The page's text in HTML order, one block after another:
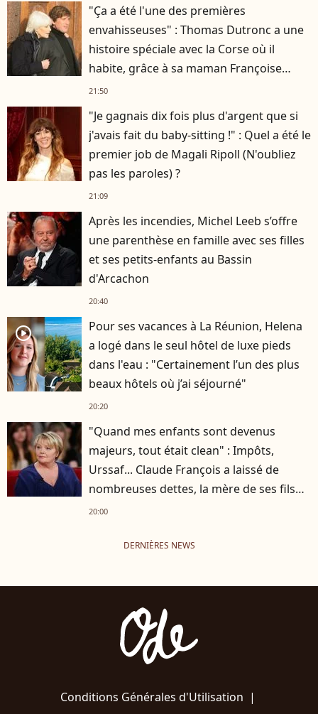
"Ça a été l'une des premières
envahisseuses" : Thomas Dutronc a une
histoire spéciale avec la Corse où il
habite, grâce à sa maman Françoise
Hardy
21:50
"Je gagnais dix fois plus d'argent que si
j'avais fait du baby-sitting !" : Quel a été le
premier job de Magali Ripoll (N'oubliez
pas les paroles) ?
21:09
Après les incendies, Michel Leeb s’offre
une parenthèse en famille avec ses filles
et ses petits-enfants au Bassin
d'Arcachon
20:40
player2
Pour ses vacances à La Réunion, Helena
a logé dans le seul hôtel de luxe pieds
dans l'eau : "Certainement l’un des plus
beaux hôtels où j’ai séjourné"
20:20
"Quand mes enfants sont devenus
majeurs, tout était clean" : Impôts,
Urssaf... Claude François a laissé de
nombreuses dettes, la mère de ses fils
s'est occupée de tout
20:00
DERNIÈRES NEWS
Conditions Générales d'Utilisation |